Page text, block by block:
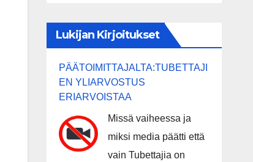
Lukijan Kirjoitukset
PÄÄTOIMITTAJALTA:TUBETTAJI
EN YLIARVOSTUS
ERIARVOISTAA
Missä vaiheessa ja
miksi media päätti että
vain Tubettajia on